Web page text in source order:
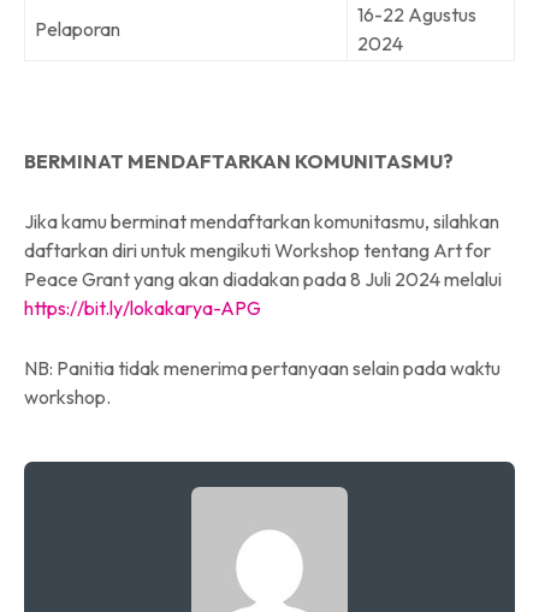
Pelaporan
16-22 Agustus
2024
BERMINAT MENDAFTARKAN KOMUNITASMU?
Jika kamu berminat mendaftarkan komunitasmu, silahkan
daftarkan diri untuk mengikuti Workshop tentang Art for
Peace Grant yang akan diadakan pada 8 Juli 2024 melalui
https://bit.ly/lokakarya-APG
NB: Panitia tidak menerima pertanyaan selain pada waktu
workshop.